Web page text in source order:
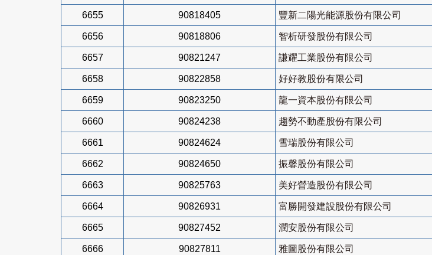
6655 90818405 豐新二陽光能源股份有限公司
6656 90818806 智析研發股份有限公司
6657 90821247 謙耀工業股份有限公司
6658 90822858 好好教股份有限公司
6659 90823250 龍一資本股份有限公司
6660 90824238 趨勢不動產股份有限公司
6661 90824624 雪瑞股份有限公司
6662 90824650 振馨股份有限公司
6663 90825763 美好營造股份有限公司
6664 90826931 富勝開發建設股份有限公司
6665 90827452 潤安股份有限公司
6666 90827811 雅圖股份有限公司